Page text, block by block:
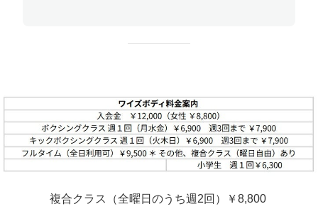
複合クラス（全曜日のうち週2回）￥8,800